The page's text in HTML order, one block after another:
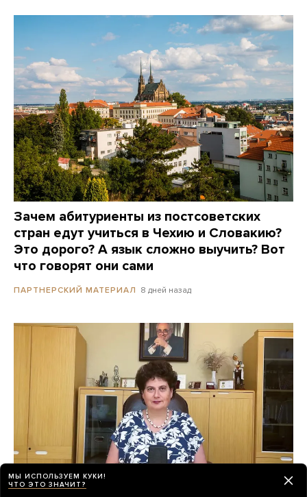
Зачем абитуриенты из постсоветских
стран едут учиться в Чехию и Словакию?
Это дорого? А язык сложно выучить? Вот
что говорят они сами
ПАРТНЕРСКИЙ МАТЕРИАЛ 8 дней назад
МЫ ИСПОЛЬЗУЕМ КУКИ!
ЧТО ЭТО ЗНАЧИТ?